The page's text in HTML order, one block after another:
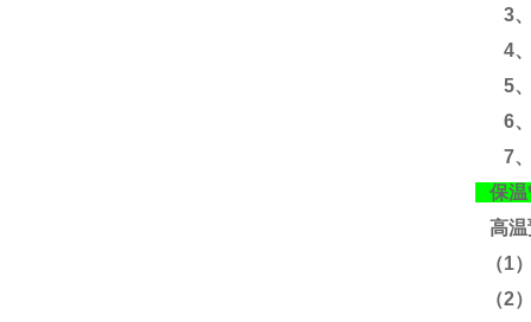
3、
4、
5、
6、
7、
保温
高温
（1
（2